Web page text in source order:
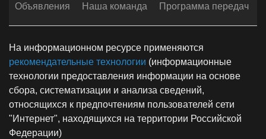
Объявления
Наша команда Программа передач
На информационном ресурсе применяются
рекомендательные технологии (информационные
технологии предоставления информации на основе
сбора, систематизации и анализа сведений,
относящихся к предпочтениям пользователей сети
"Интернет", находящихся на территории Российской
Федерации)